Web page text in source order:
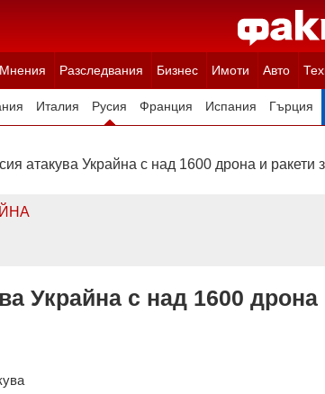
Мнения Разследвания Бизнес Имоти Авто
Куизове
Италия Русия Франция Испания Гърция
атакува Украйна с над 1600 дрона и ракети
Украйна с над 1600 дрона